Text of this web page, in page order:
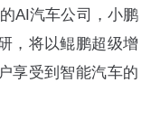
AI汽车公司，小鹏
，将以鲲鹏超级增
享受到智能汽车的